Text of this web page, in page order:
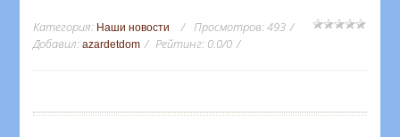
Категория: Наши новости Просмотров:493
Добавил: azardetdom Рейтинг: 0.0/0